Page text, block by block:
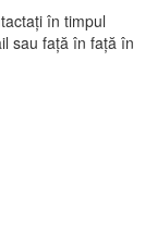
în timpul
sau față în față în